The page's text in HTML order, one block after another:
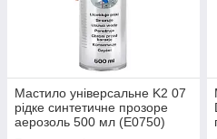
Мастило універсальне K2 07
рідке синтетичне прозоре
аерозоль 500 мл (E0750)